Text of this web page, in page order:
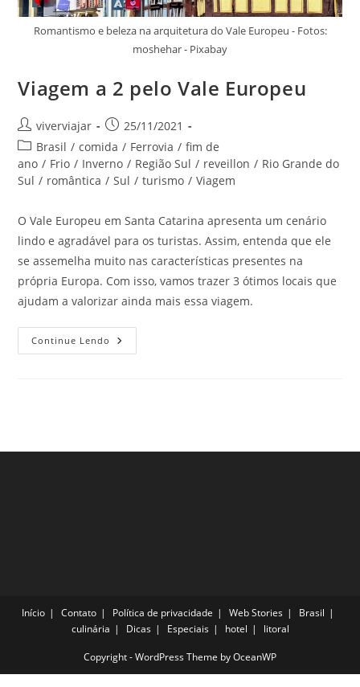
Romantismo e beleza na arquitetura do Vale Europeu - Fotos:
moshehar - Pixabay
Viagem a 2 pelo Vale Europeu
Autor
do
post:
viverviajar
Post
publicado:
25/11/2021
Categoria
do
post:
Brasil / comida / Ferrovia / fim de
ano / Frio / Inverno / Região Sul / reveillon / Rio Grande do
Sul / romântica / Sul / turismo / Viagem
O Vale Europeu em Santa Catarina apresenta um cenário
lindo e agradável para os turistas. Assim, entenda que ele
se assemelha muito nas características presentes na
própria Europa. Com isso, vamos trazer 3 ótimos locais que
ajudam a valorizar ainda mais essa viagem.
Continue Lendo Viagem
A
Início Contato Política de privacidade Web Stories
Brasil
culinária
Dicas Especiais hotel litoral
Copyright - WordPress Theme by OceanWP